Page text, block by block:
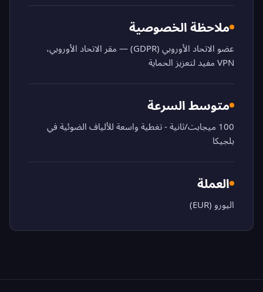
ملاحظة الخصوصية
عضو الاتحاد الأوروبي (GDPR) — مقر الاتحاد الأوروبي،
VPN مفيد لتعزيز الحماية
متوسط السرعة
100 ميجابت/ثانية - تغطية واسعة للألياف الضوئية في
بلجيكا
العملة
اليورو (EUR)